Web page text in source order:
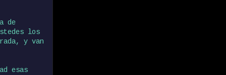
de
los
y van
esas